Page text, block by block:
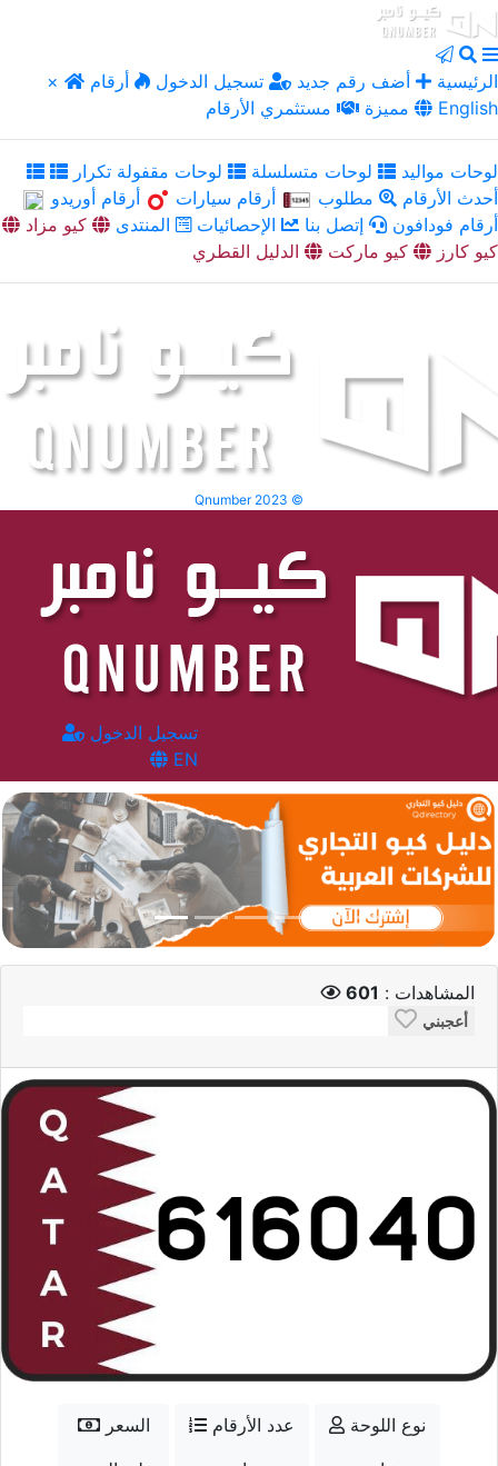
× الرئيسية أضف رقم جديد تسجيل الدخول
أرقام
مميزة
مستثمري الأرقام English
لوحات مواليد لوحات متسلسلة
لوحات مقفولة تكرار
أحدث الأرقام
مطلوب أرقام سيارات
أرقام أوريدو
أرقام فودافون
إتصل بنا الإحصائيات المنتدى
كيو مزاد
كيو كارز
كيو ماركت الدليل القطري
Qnumber 2023 ©
تسجيل الدخول
EN
المشاهدات : 601
أعجبني
السعر
عدد الأرقام
نوع اللوحة